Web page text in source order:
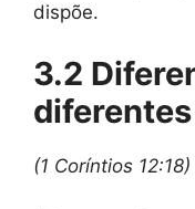
dispõe.
3.2
(1 Coríntios 12:18)